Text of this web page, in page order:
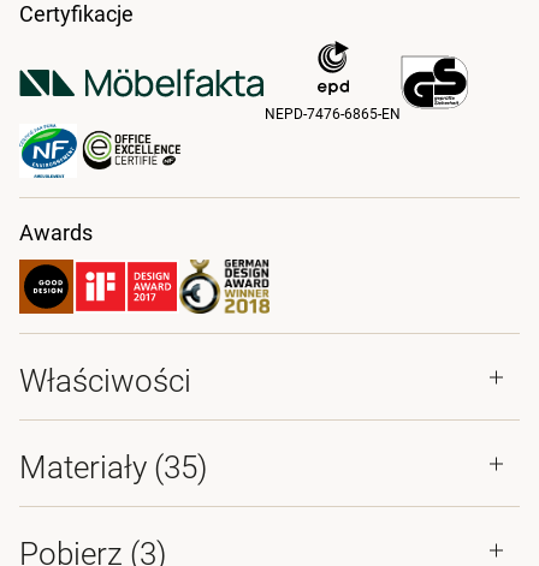
Certyfikacje
NEPD-7476-6865-EN
Awards
Właściwości
Materiały (35)
Pobierz (3)